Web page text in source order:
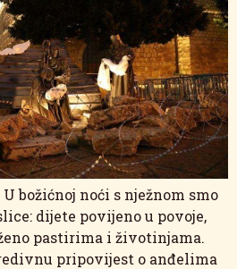
U božićnoj noći s nježnom smo
dijete povijeno u povoje,
pastirima i životinjama.
pripovijest o anđelima